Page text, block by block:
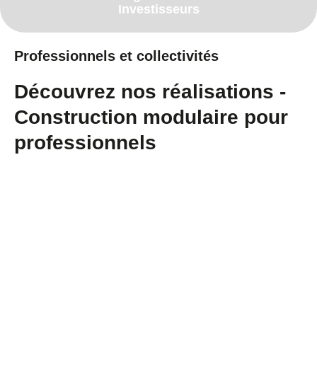
Investisseurs
Professionnels et collectivités
Découvrez nos réalisations -
Construction modulaire pour
professionnels